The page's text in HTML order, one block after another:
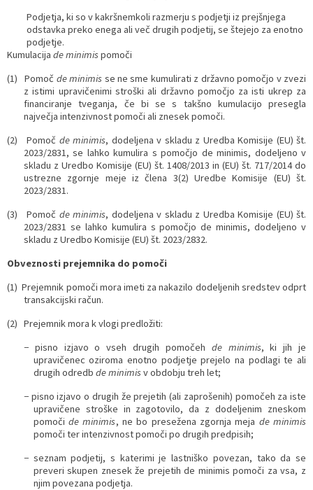
Podjetja, ki so v kakršnemkoli razmerju s podjetji iz prejšnjega
odstavka preko enega ali več drugih podjetij, se štejejo za enotno
podjetje.
Kumulacija de minimis pomoči
(1) Pomoč de minimis se ne sme kumulirati z državno pomočjo v zvezi
z istimi upravičenimi stroški ali državno pomočjo za isti ukrep za
financiranje tveganja, če bi se s takšno kumulacijo presegla
največja intenzivnost pomoči ali znesek pomoči.
(2) Pomoč de minimis, dodeljena v skladu z Uredba Komisije (EU) št.
2023/2831, se lahko kumulira s pomočjo de minimis, dodeljeno v
skladu z Uredbo Komisije (EU) št. 1408/2013 in (EU) št. 717/2014 do
ustrezne zgornje meje iz člena 3(2) Uredbe Komisije (EU) št.
2023/2831.
(3) Pomoč de minimis, dodeljena v skladu z Uredba Komisije (EU) št.
2023/2831 se lahko kumulira s pomočjo de minimis, dodeljeno v
skladu z Uredbo Komisije (EU) št. 2023/2832.
Obveznosti prejemnika do pomoči
(1) Prejemnik pomoči mora imeti za nakazilo dodeljenih sredstev odprt
transakcijski račun.
(2) Prejemnik mora k vlogi predložiti:
− pisno izjavo o vseh drugih pomočeh de minimis, ki jih je
upravičenec oziroma enotno podjetje prejelo na podlagi te ali
drugih odredb de minimis v obdobju treh let;
− pisno izjavo o drugih že prejetih (ali zaprošenih) pomočeh za iste
upravičene stroške in zagotovilo, da z dodeljenim zneskom
pomočide minimis, ne bo presežena zgornja meja de minimis
pomoči ter intenzivnost pomoči po drugih predpisih;
− seznam podjetij, s katerimi je lastniško povezan, tako da se
preveri skupen znesek že prejetih de minimis pomoči za vsa, z
njim povezana podjetja.